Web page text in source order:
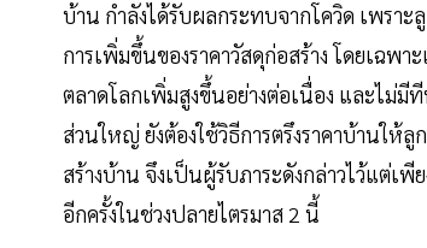
บ้าน กำลังได้รับผลกระทบจากโควิด เพรา
การเพิ่มขึ้นของราคาวัสดุก่อสร้าง โดยเฉพ
ตลาดโลกเพิ่มสูงขึ้นอย่างต่อเนื่อง และไม่มี
ส่วนใหญ่ ยังต้องใช้วิธีการตรึงราคาบ้านให้
สร้างบ้าน จึงเป็นผู้รับภาระดังกล่าวไว้แต่เ
อีกครั้งในช่วงปลายไตรมาส 2 นี้